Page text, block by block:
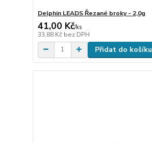
Delphin LEADS Řezané broky - 2,0g
41,00 Kč/ks
33,88 Kč bez DPH
Přidat do košíku